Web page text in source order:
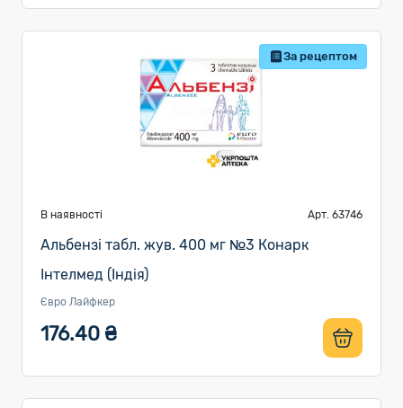
За рецептом
В наявності Арт. 63746
Альбензі табл. жув. 400 мг №3 Конарк
Інтелмед (Індія)
Євро Лайфкер
176.40 ₴